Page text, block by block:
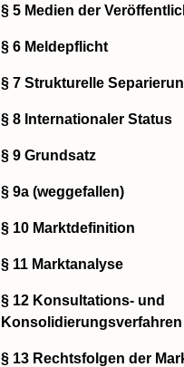
§ 5 Medien der
§ 6 Meldepflicht
§ 7 Strukturelle
§ 8 Internationaler Status
§ 9 Grundsatz
§ 9a (weggefallen)
§ 10 Marktdefinition
§ 11 Marktanalyse
§ 12 Konsultations- und
Konsolidierungsverfahren
§ 13 Rechtsfolgen der